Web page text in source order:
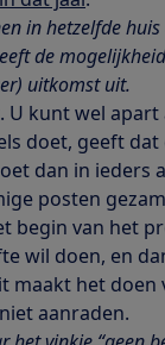
in hetzelfde
de
uitkomst uit.
U kunt wel
doet, geeft
dan in ieders
posten
begin van het
wil doen, en
maakt het doen
aanraden.